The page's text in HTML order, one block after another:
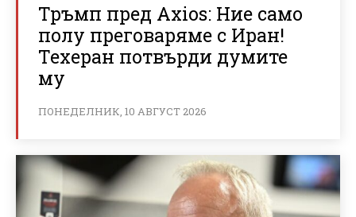
Тръмп пред Axios: Ние само
полу преговаряме с Иран!
Техеран потвърди думите
му
ПОНЕДЕЛНИК, 10 АВГУСТ 2026